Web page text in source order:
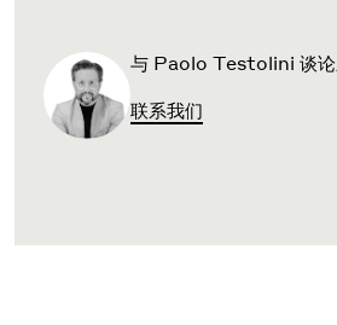
与 Paolo Testolini 谈论
联系我们